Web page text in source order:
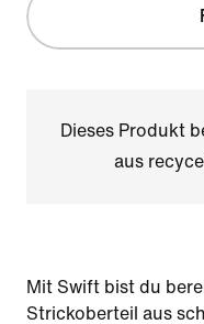
Dieses Produkt
aus
Mit Swift bist du
Strickoberteil aus